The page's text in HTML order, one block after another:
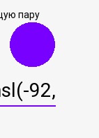
пару
92,